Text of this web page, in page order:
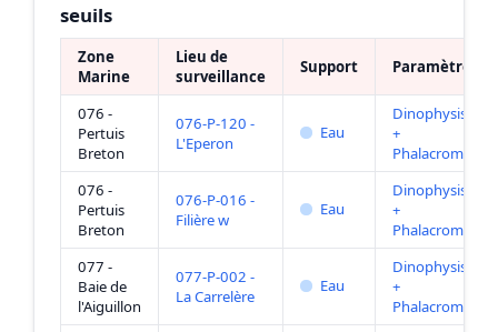
seuils
Zone
Marine
Lieu de
surveillance
Support Paramètre
076 -
Pertuis
Breton
076-P-120 -
L'Eperon
Eau
Dinophysis
+
Phalacroma
076 -
Pertuis
Breton
076-P-016 -
Filière w
Eau
Dinophysis
+
Phalacroma
077 -
Baie de
l'Aiguillon
077-P-002 -
La Carrelère
Eau
Dinophysis
+
Phalacroma